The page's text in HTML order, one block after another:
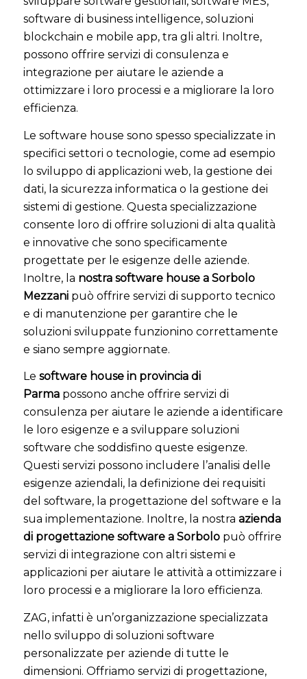
software di business intelligence, soluzioni
blockchain e mobile app, tra gli altri. Inoltre,
possono offrire servizi di consulenza e
integrazione per aiutare le aziende a
ottimizzare i loro processi e a migliorare la loro
efficienza.
Le software house sono spesso specializzate in
specifici settori o tecnologie, come ad esempio
lo sviluppo di applicazioni web, la gestione dei
dati, la sicurezza informatica o la gestione dei
sistemi di gestione. Questa specializzazione
consente loro di offrire soluzioni di alta qualità
e innovative che sono specificamente
progettate per le esigenze delle aziende.
Inoltre, la nostra software house a Sorbolo
Mezzanipuò offrire servizi di supporto tecnico
e di manutenzione per garantire che le
soluzioni sviluppate funzionino correttamente
e siano sempre aggiornate.
Le software house in provincia di
Parmapossono anche offrire servizi di
consulenza per aiutare le aziende a identificare
le loro esigenze e a sviluppare soluzioni
software che soddisfino queste esigenze.
Questi servizi possono includere l’analisi delle
esigenze aziendali, la definizione dei requisiti
del software, la progettazione del software e la
sua implementazione. Inoltre, la nostra azienda
di progettazione software a Sorbolopuò offrire
servizi di integrazione con altri sistemi e
applicazioni per aiutare le attività a ottimizzare i
loro processi e a migliorare la loro efficienza.
ZAG, infatti è un’organizzazione specializzata
nello sviluppo di soluzioni software
personalizzate per aziende di tutte le
dimensioni. Offriamo servizi di progettazione,